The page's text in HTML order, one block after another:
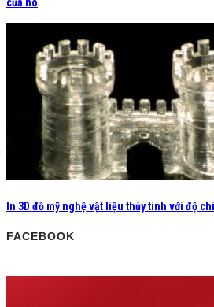
của nó
In 3D đồ mỹ nghệ vật liệu thủy tinh với độ
FACEBOOK